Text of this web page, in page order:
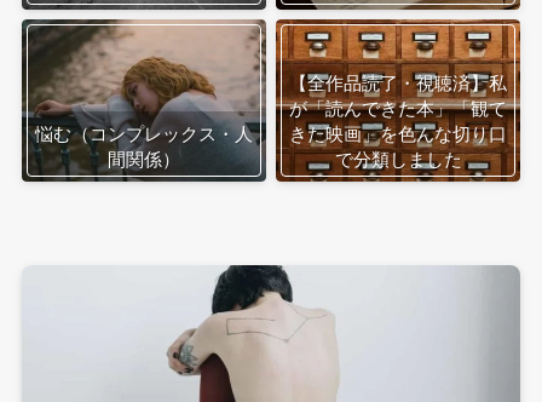
悩む（コンプレックス・人
間関係）
【全作品読了・視聴済】私
が「読んできた本」「観て
きた映画」を色んな切り口
で分類しました